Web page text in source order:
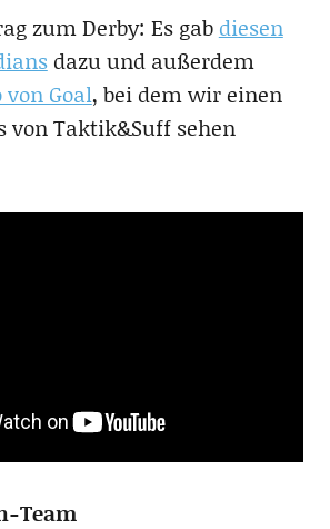
zum Derby: Es gab diesen
dazu und außerdem
von Goal, bei dem wir einen
von Taktik&Suff sehen
Team